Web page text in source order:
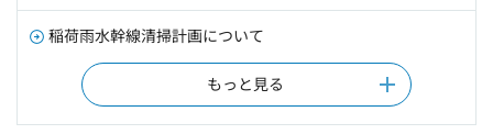
稲荷雨水幹線清掃計画について
もっと見る